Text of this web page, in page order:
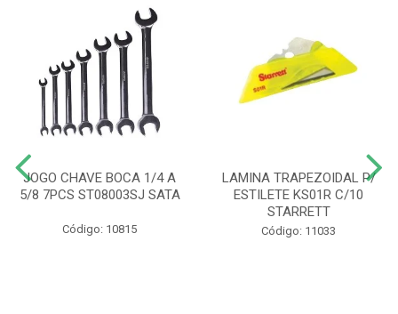
JOGO CHAVE BOCA 1/4 A
5/8 7PCS ST08003SJ SATA
Código: 10815
LAMINA TRAPEZOIDAL P/
ESTILETE KS01R C/10
STARRETT
Código: 11033